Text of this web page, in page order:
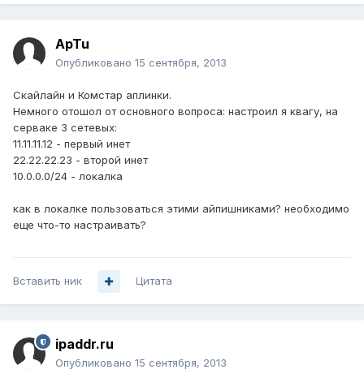
ApTu
Опубликовано 15 сентября, 2013
Скайлайн и Комстар аплинки.
Немного отошол от основного вопроса: настроил я квагу, на
серваке 3 сетевых:
11.11.11.12 - первый инет
22.22.22.23 - второй инет
10.0.0.0/24 - локалка
как в локалке пользоваться этими айпишниками? необходимо
еще что-то настраивать?
Вставить ник Цитата
ipaddr.ru
Опубликовано 15 сентября, 2013